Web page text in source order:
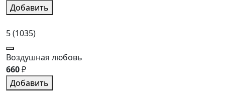
Добавить
5(1035)
Воздушная любовь
660₽
Добавить